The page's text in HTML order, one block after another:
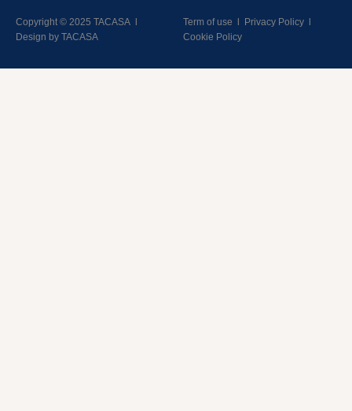
Copyright © 2025 TACASA
Design by TACASA
Term of use Privacy Policy
Cookie Policy